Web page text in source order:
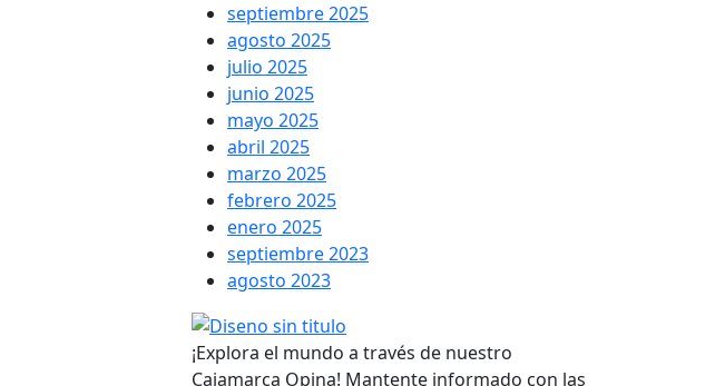
septiembre 2025
agosto 2025
julio 2025
junio 2025
mayo 2025
abril 2025
marzo 2025
febrero 2025
enero 2025
septiembre 2023
agosto 2023
¡Explora el mundo a través de nuestro
Cajamarca Opina! Mantente informado con las